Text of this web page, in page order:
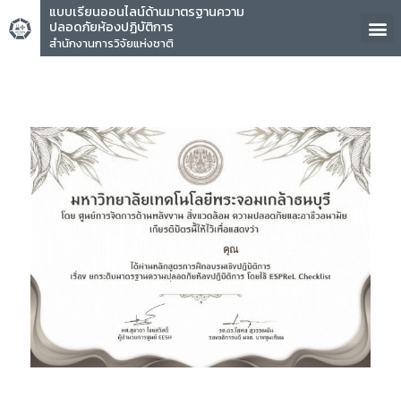
แบบเรียนออนไลน์ด้านมาตรฐานความ
ปลอดภัยห้องปฏิบัติการ
สำนักงานการวิจัยแห่งชาติ
คุณ